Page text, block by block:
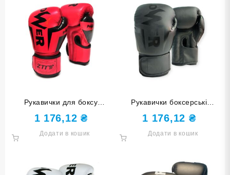
Рукавички для боксу
POWER 14 унцій червоні
ZTQ-116К-14
1 176,12 ₴
Додати в кошик
Рукавички боксерські
POWER чорні 14 унцій
Q116-Black-14
1 176,12 ₴
Додати в кошик